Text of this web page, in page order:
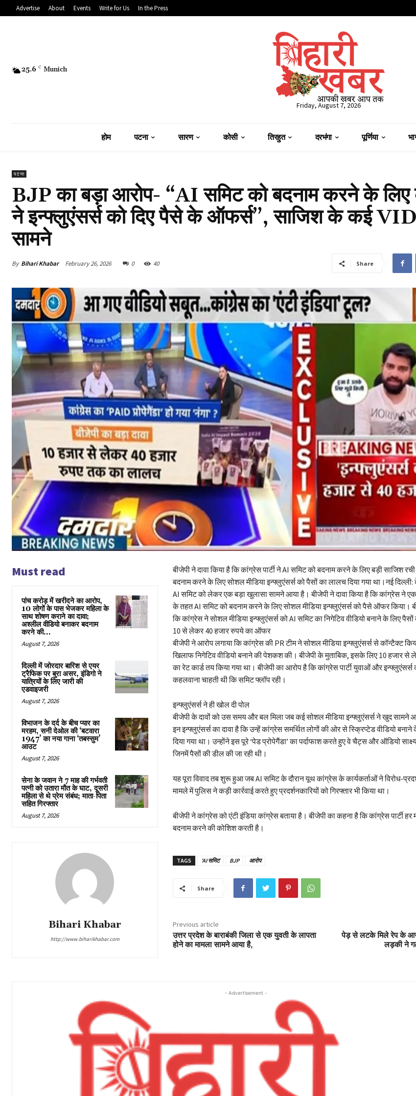
Advertise About Events Write for Us In the Press
25.6 C Munich
Friday, August 7, 2026
होम पटना सारण कोसी तिरहुत दरभंगा पूर्णिया
पटना
BJP का बड़ा आरोप- “AI समिट को बदनाम करने के लिए
ने इन्फ्लुएंसर्स को दिए पैसे के ऑफर्स”, साजिश के कई
सामने
By Bihari Khabar February 26, 2026 0 40 Share
Must read
पांच करोड़ में खरीदने का आरोप,
10 लोगों के पास भेजकर महिला के
साथ शोषण कराने का दावा;
अश्लील वीडियो बनाकर बदनाम
करने की...
August 7, 2026
दिल्ली में जोरदार बारिश से एयर
ट्रैफिक पर बुरा असर, इंडिगो ने
यात्रियों के लिए जारी की
एडवाइजरी
August 7, 2026
विभाजन के दर्द के बीच प्यार का
मरहम, सनी देओल की ‘बटवारा
1947’ का नया गाना ‘तबस्सुम’
आउट
August 7, 2026
सेना के जवान ने 7 माह की गर्भवती
पत्नी को उतारा मौत के घाट, दूसरी
महिला से थे प्रेम संबंध; माता-पिता
सहित गिरफ्तार
August 7, 2026
Bihari Khabar
http://www.biharikhabar.com
बीजेपी ने दावा किया है कि कांग्रेस पार्टी ने AI समिट को बदनाम करने के लिए बड़ी साजिश
बदनाम करने के लिए सोशल मीडिया इन्फ्लुएंसर्स को पैसों का लालच दिया गया था।नई
AI समिट को लेकर एक बड़ा खुलासा सामने आया है। बीजेपी ने दावा किया है कि कांग्रेस ने
के तहत AI समिट को बदनाम करने के लिए सोशल मीडिया इन्फ्लुएंसर्स को पैसे ऑफर किया।
कि कांग्रेस ने सोशल मीडिया इन्फ्लुएंसर्स को AI समिट का निगेटिव वीडियो बनाने के लिए
10 से लेकर 40 हजार रुपये का ऑफर
बीजेपी ने आरोप लगाया कि कांग्रेस की PR टीम ने सोशल मीडिया इन्फ्लुएंसर्स से कॉन्टैक्ट
खिलाफ निगेटिव वीडियो बनाने की पेशकश की। बीजेपी के मुताबिक, इसके लिए 10 हजार
का रेट कार्ड तय किया गया था। बीजेपी का आरोप है कि कांग्रेस पार्टी युवाओं और
कहलवाना चाहती थी कि समिट फ्लॉप रही।
इन्फ्लुएंसर्स ने ही खोल दी पोल
बीजेपी के दावों को उस समय और बल मिला जब कई सोशल मीडिया इन्फ्लुएंसर्स ने खुद सामने
इन इन्फ्लुएंसर्स का दावा है कि उन्हें कांग्रेस समर्थित लोगों की ओर से स्क्रिप्टेड वीडियो
दिया गया था। उन्होंने इस पूरे ‘पेड प्रोपेगैंडा’ का पर्दाफाश करते हुए वे चैट्स और ऑडियो
जिनमें पैसों की डील की जा रही थी।
यह पूरा विवाद तब शुरू हुआ जब AI समिट के दौरान यूथ कांग्रेस के कार्यकर्ताओं ने विरोध-
मामले में पुलिस ने कड़ी कार्रवाई करते हुए प्रदर्शनकारियों को गिरफ्तार भी किया था।
बीजेपी ने कांग्रेस को एंटी इंडिया कांग्रेस बताया है। बीजेपी का कहना है कि कांग्रेस पार्टी
बदनाम करने की कोशिश करती है।
TAGS 'AI समिट BJP आरोप
Share
Previous article
उत्तर प्रदेश के बाराबंकी जिला से एक युवती के लापता
होने का मामला सामने आया है,
पेड़ से लटके मिले रेप के
लड़की ने
- Advertisement -